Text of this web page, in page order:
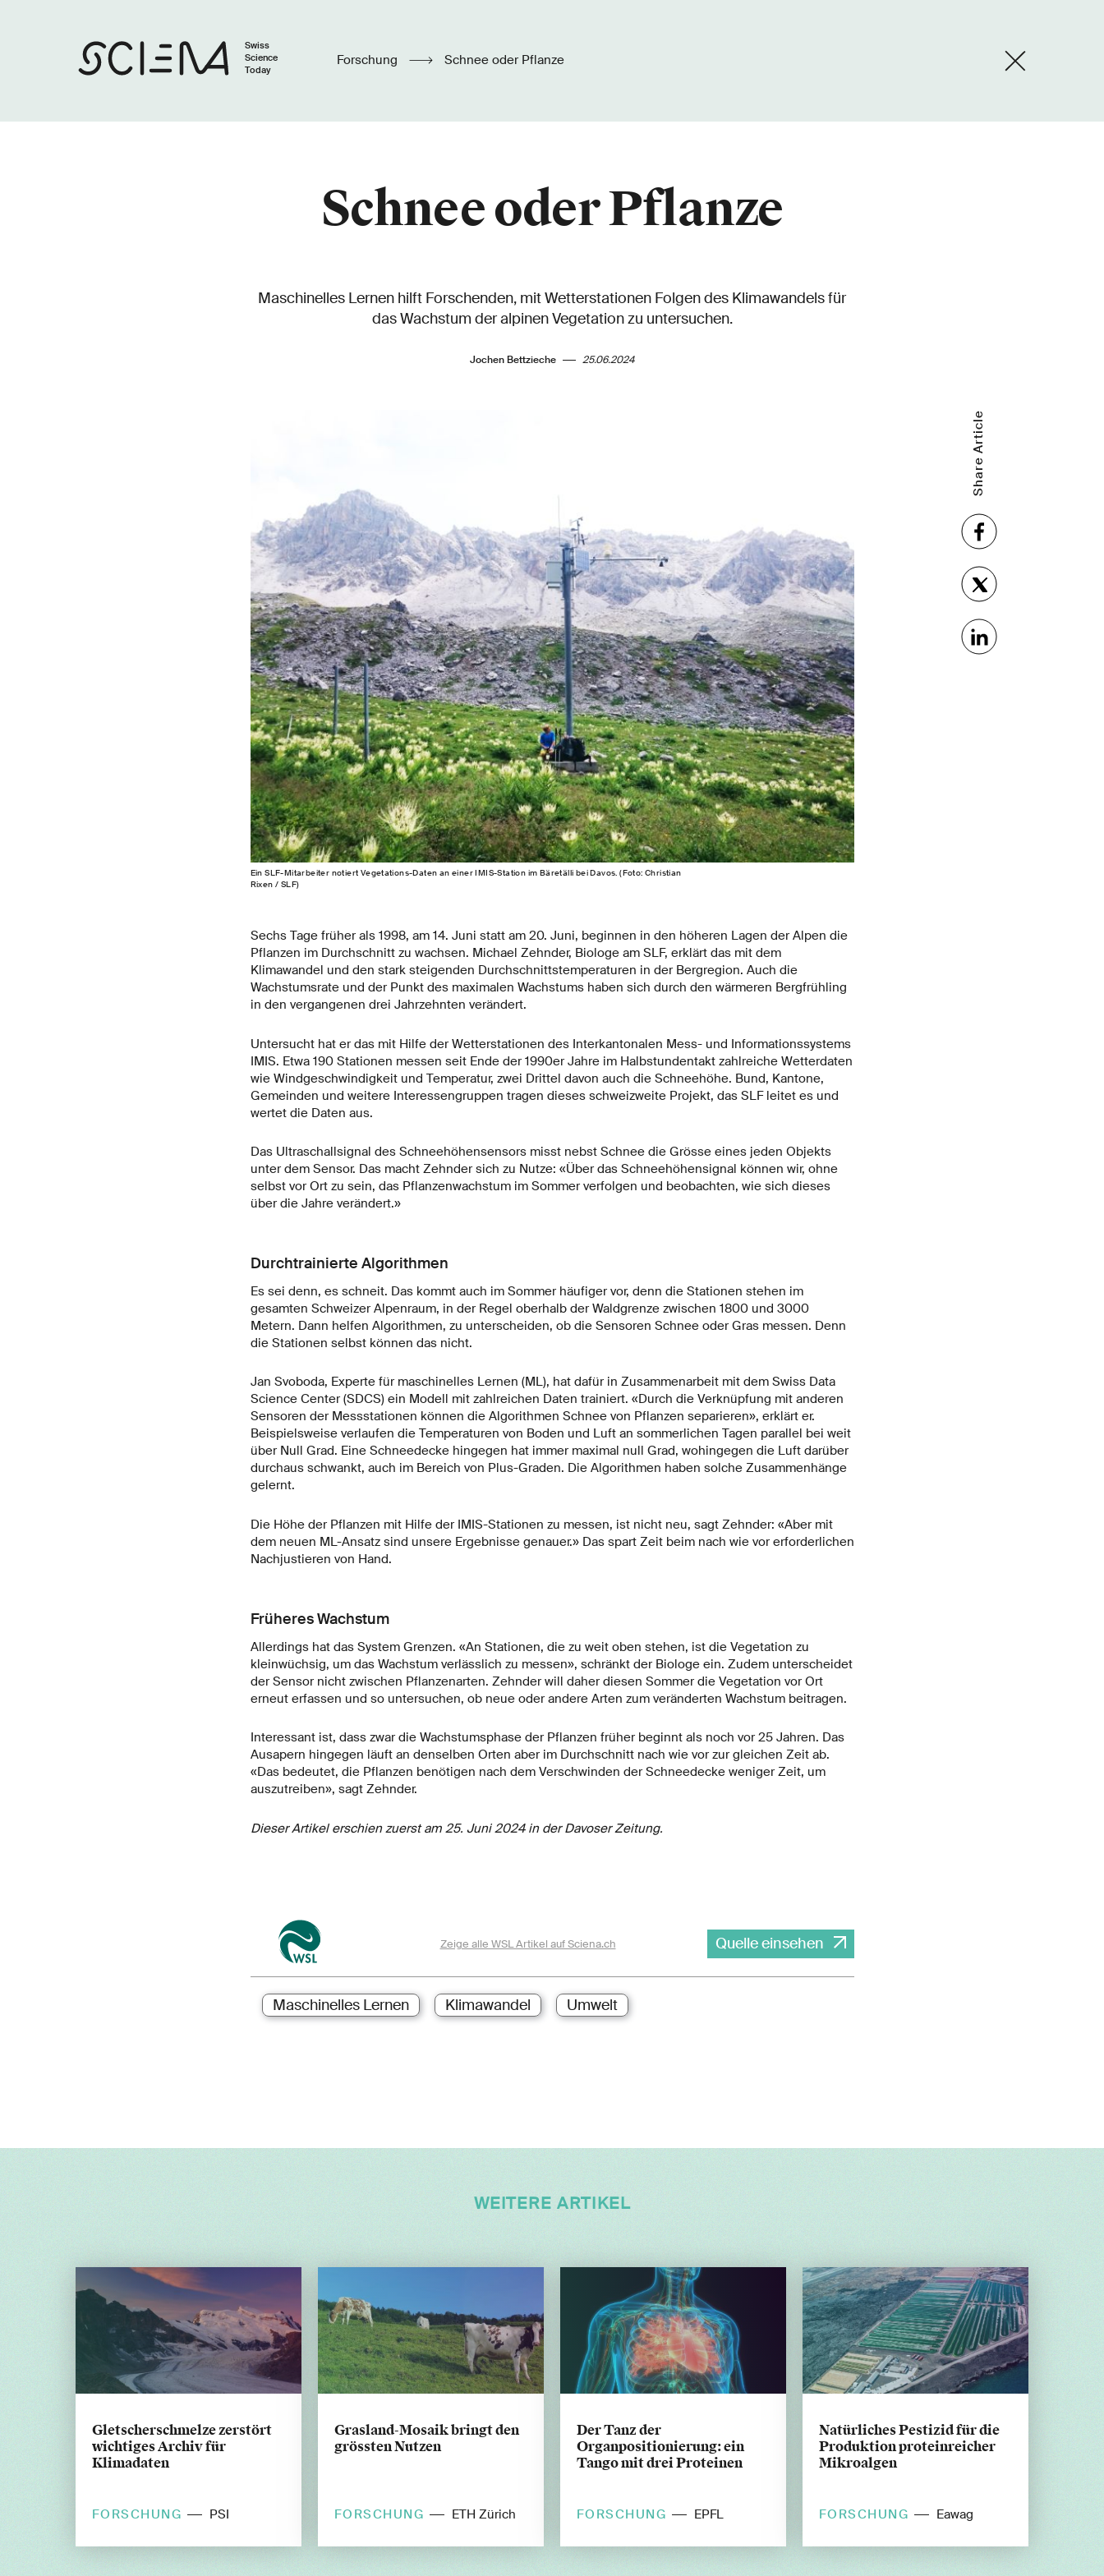
Swiss
Science
Today
Forschung Schnee oder Pflanze
Schnee oder Pflanze
Maschinelles Lernen hilft Forschenden, mit Wetterstationen Folgen des Klimawandels für
das Wachstum der alpinen Vegetation zu untersuchen.
Jochen Bettzieche 25.06.2024
Ein SLF-Mitarbeiter notiert Vegetations-Daten an einer IMIS-Station im Bäretälli bei Davos. (Foto: Christian
Rixen / SLF)
Share Article
Sechs Tage früher als 1998, am 14. Juni statt am 20. Juni, beginnen in den höheren Lagen der Alpen die
Pflanzen im Durchschnitt zu wachsen. Michael Zehnder, Biologe am SLF, erklärt das mit dem
Klimawandel und den stark steigenden Durchschnittstemperaturen in der Bergregion. Auch die
Wachstumsrate und der Punkt des maximalen Wachstums haben sich durch den wärmeren Bergfrühling
in den vergangenen drei Jahrzehnten verändert.
Untersucht hat er das mit Hilfe der Wetterstationen des Interkantonalen Mess- und Informationssystems
IMIS. Etwa 190 Stationen messen seit Ende der 1990er Jahre im Halbstundentakt zahlreiche Wetterdaten
wie Windgeschwindigkeit und Temperatur, zwei Drittel davon auch die Schneehöhe. Bund, Kantone,
Gemeinden und weitere Interessengruppen tragen dieses schweizweite Projekt, das SLF leitet es und
wertet die Daten aus.
Das Ultraschallsignal des Schneehöhensensors misst nebst Schnee die Grösse eines jeden Objekts
unter dem Sensor. Das macht Zehnder sich zu Nutze: «Über das Schneehöhensignal können wir, ohne
selbst vor Ort zu sein, das Pflanzenwachstum im Sommer verfolgen und beobachten, wie sich dieses
über die Jahre verändert.»
Durchtrainierte Algorithmen
Es sei denn, es schneit. Das kommt auch im Sommer häufiger vor, denn die Stationen stehen im
gesamten Schweizer Alpenraum, in der Regel oberhalb der Waldgrenze zwischen 1800 und 3000
Metern. Dann helfen Algorithmen, zu unterscheiden, ob die Sensoren Schnee oder Gras messen. Denn
die Stationen selbst können das nicht.
Jan Svoboda, Experte für maschinelles Lernen (ML), hat dafür in Zusammenarbeit mit dem Swiss Data
Science Center (SDCS) ein Modell mit zahlreichen Daten trainiert. «Durch die Verknüpfung mit anderen
Sensoren der Messstationen können die Algorithmen Schnee von Pflanzen separieren», erklärt er.
Beispielsweise verlaufen die Temperaturen von Boden und Luft an sommerlichen Tagen parallel bei weit
über Null Grad. Eine Schneedecke hingegen hat immer maximal null Grad, wohingegen die Luft darüber
durchaus schwankt, auch im Bereich von Plus-Graden. Die Algorithmen haben solche Zusammenhänge
gelernt.
Die Höhe der Pflanzen mit Hilfe der IMIS-Stationen zu messen, ist nicht neu, sagt Zehnder: «Aber mit
dem neuen ML-Ansatz sind unsere Ergebnisse genauer.» Das spart Zeit beim nach wie vor erforderlichen
Nachjustieren von Hand.
Früheres Wachstum
Allerdings hat das System Grenzen. «An Stationen, die zu weit oben stehen, ist die Vegetation zu
kleinwüchsig, um das Wachstum verlässlich zu messen», schränkt der Biologe ein. Zudem unterscheidet
der Sensor nicht zwischen Pflanzenarten. Zehnder will daher diesen Sommer die Vegetation vor Ort
erneut erfassen und so untersuchen, ob neue oder andere Arten zum veränderten Wachstum beitragen.
Interessant ist, dass zwar die Wachstumsphase der Pflanzen früher beginnt als noch vor 25 Jahren. Das
Ausapern hingegen läuft an denselben Orten aber im Durchschnitt nach wie vor zur gleichen Zeit ab.
«Das bedeutet, die Pflanzen benötigen nach dem Verschwinden der Schneedecke weniger Zeit, um
auszutreiben», sagt Zehnder.
Dieser Artikel erschien zuerst am 25. Juni 2024 in der Davoser Zeitung.
Zeige alle WSL Artikel auf Sciena.ch Quelle einsehen
Maschinelles Lernen Klimawandel Umwelt
WEITERE ARTIKEL
Gletscherschmelze zerstört
wichtiges Archiv für
Klimadaten
FORSCHUNG PSI
Grasland-Mosaik bringt den
grössten Nutzen
FORSCHUNG ETH Zürich
Der Tanz der
Organpositionierung: ein
Tango mit drei Proteinen
FORSCHUNG EPFL
Natürliches Pestizid für die
Produktion proteinreicher
Mikroalgen
FORSCHUNG Eawag